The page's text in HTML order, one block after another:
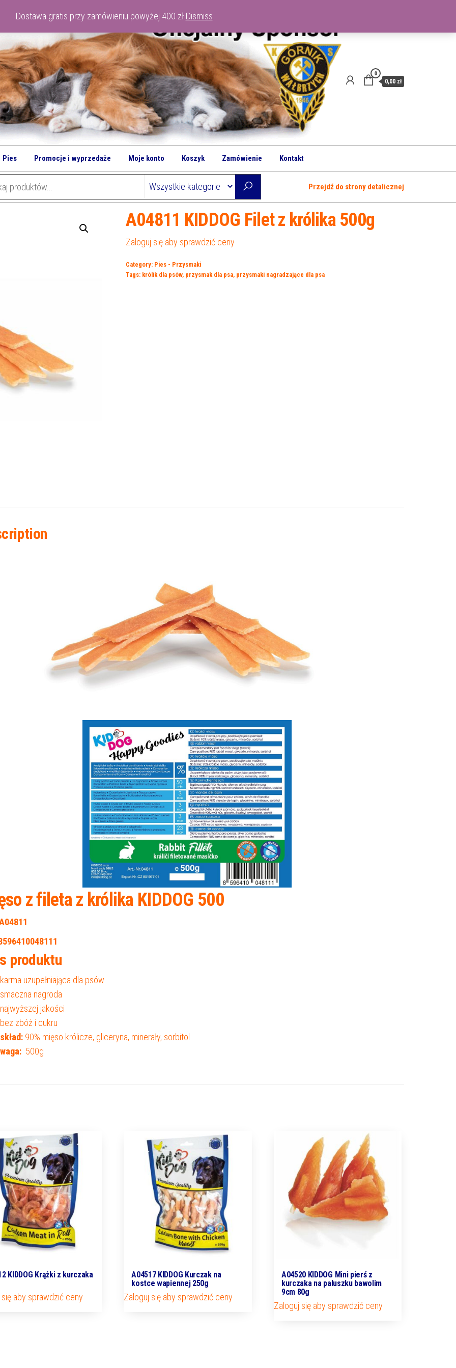
0
0,00 zł
Pies Promocje i wyprzedaże Moje konto Koszyk Zamówienie Kontakt
Przejdź do strony detalicznej
A04811 KIDDOG Filet z królika 500g
Zaloguj się aby sprawdzić ceny
Category: Pies - Przysmaki
Tags: królik dla psów, przysmak dla psa, przysmaki nagradzające dla psa
z fileta z królika KIDDOG 500
produktu
karma uzupełniająca dla psów
smaczna nagroda
najwyższej jakości
bez zbóż i cukru
skład: 90% mięso królicze, gliceryna, minerały, sorbitol
waga: 500g
KIDDOG Krążki z kurczaka
aby sprawdzić ceny
A04517 KIDDOG Kurczak na
kostce wapiennej 250g
Zaloguj się aby sprawdzić ceny
A04520 KIDDOG Mini pierś z
kurczaka na paluszku bawolim
9cm 80g
Zaloguj się aby sprawdzić ceny
Dostawa gratis przy zamówieniu powyżej 400 zł Dismiss